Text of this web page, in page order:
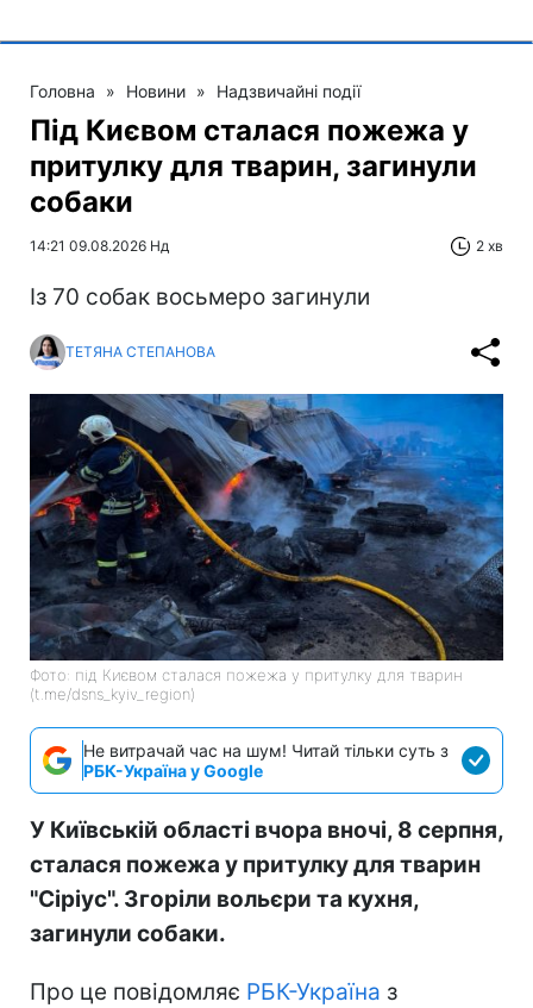
Головна » Новини » Надзвичайні події
Під Києвом сталася пожежа у
притулку для тварин, загинули
собаки
14:21 09.08.2026 Нд 2 хв
Із 70 собак восьмеро загинули
ТЕТЯНА СТЕПАНОВА
Фото: під Києвом сталася пожежа у притулку для тварин
(t.me/dsns_kyiv_region)
Не витрачай час на шум! Читай тільки суть з
РБК-Україна у Google
У Київській області вчора вночі, 8 серпня,
сталася пожежа у притулку для тварин
"Сіріус". Згоріли вольєри та кухня,
загинули собаки.
Про це повідомляє РБК-Україна з